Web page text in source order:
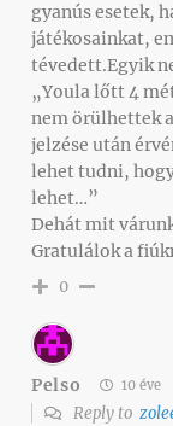
gyanús esetek,
játékosainkat,
tévedett.Egyik
„Youla lőtt 4
nem örülhettek
jelzése után
lehet tudni,
lehet…”
Dehát mit
Gratulálok a
0
Pelso 10 éve
Reply to